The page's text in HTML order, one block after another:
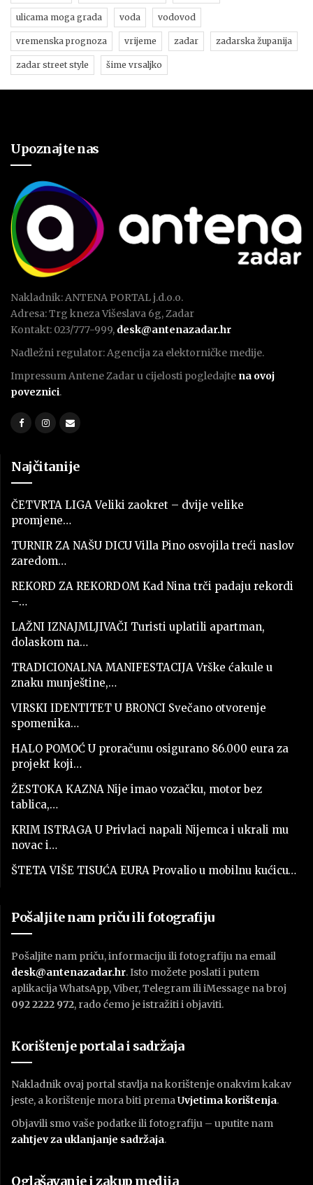
ulicama moga grada voda vodovod
vremenska prognoza vrijeme zadar zadarska županija
zadar street style šime vrsaljko
Upoznajte nas
Nakladnik: ANTENA PORTAL j.d.o.o.
Adresa: Trg kneza Višeslava 6g, Zadar
Kontakt: 023/777-999, desk@antenazadar.hr
Nadležni regulator: Agencija za elektorničke medije.
Impressum Antene Zadar u cijelosti pogledajte na ovoj
poveznici.
Najčitanije
ČETVRTA LIGA Veliki zaokret – dvije velike
promjene…
TURNIR ZA NAŠU DICU Villa Pino osvojila treći naslov
zaredom…
REKORD ZA REKORDOM Kad Nina trči padaju rekordi
–…
LAŽNI IZNAJMLJIVAČI Turisti uplatili apartman,
dolaskom na…
TRADICIONALNA MANIFESTACIJA Vrške ćakule u
znaku munještine,…
VIRSKI IDENTITET U BRONCI Svečano otvorenje
spomenika…
HALO POMOĆ U proračunu osigurano 86.000 eura za
projekt koji…
ŽESTOKA KAZNA Nije imao vozačku, motor bez
tablica,…
KRIM ISTRAGA U Privlaci napali Nijemca i ukrali mu
novac i…
ŠTETA VIŠE TISUĆA EURA Provalio u mobilnu kućicu…
Pošaljite nam priču ili fotografiju
Pošaljite nam priču, informaciju ili fotografiju na email
desk@antenazadar.hr. Isto možete poslati i putem
aplikacija WhatsApp, Viber, Telegram ili iMessage na broj
092 2222 972, rado ćemo je istražiti i objaviti.
Korištenje portala i sadržaja
Nakladnik ovaj portal stavlja na korištenje onakvim kakav
jeste, a korištenje mora biti premaUvjetima korištenja.
Objavili smo vaše podatke ili fotografiju – uputite nam
zahtjev za uklanjanje sadržaja.
Oglašavanje i zakup medija